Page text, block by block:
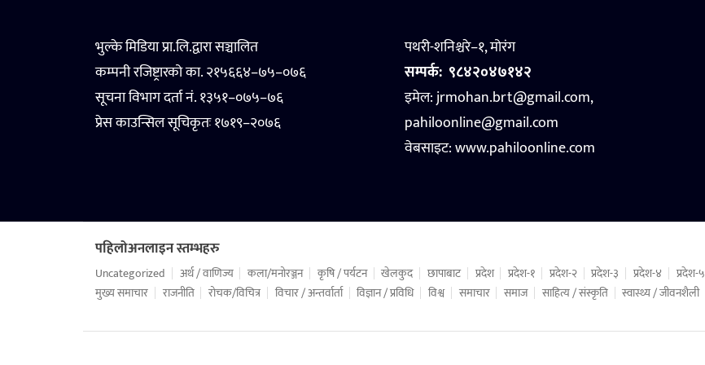
भुल्के मिडिया प्रा.लि.द्वारा सञ्चालित
कम्पनी रजिष्ट्रारको का. २१५६६४–७५–०७६
सूचना विभाग दर्ता नं. १३५१–०७५–७६
प्रेस काउन्सिल सूचिकृतः १७१९–२०७६
पथरी-शनिश्चरे–१, मोरंग
सम्पर्क: ९८४२०४७१४२
इमेल: jrmohan.brt@gmail.com,
pahiloonline@gmail.com
वेबसाइट:www.pahiloonline.com
पहिलोअनलाइन स्तम्भहरु
Uncategorized अर्थ / वाणिज्य कला/मनोरञ्जन कृषि / पर्यटन खेलकुद छापाबाट प्रदेश प्रदेश-१ प्रदेश-२ प्रदेश-३ प्रदेश-४ प्रदेश-५
मुख्य समाचार
राजनीति रोचक/विचित्र विचार / अन्तर्वार्ता विज्ञान / प्रविधि विश्व समाचार समाज साहित्य / संस्कृति स्वास्थ्य / जीवनशैली